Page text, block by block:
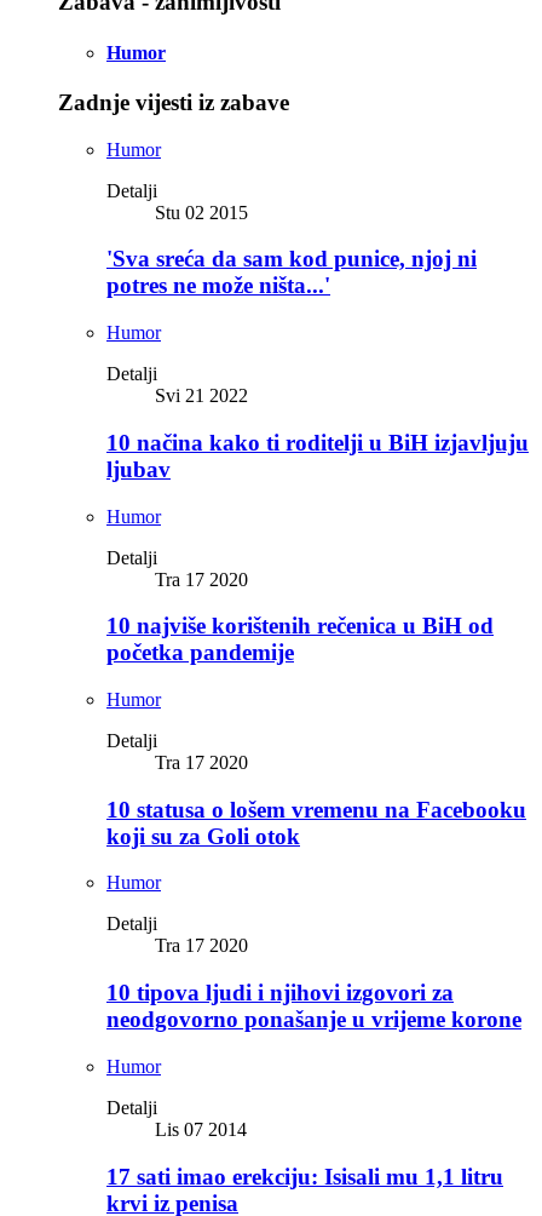
Humor
Zadnje vijesti iz zabave
Humor
Detalji
Stu 02 2015
'Sva sreća da sam kod punice, njoj ni
potres ne može ništa...'
Humor
Detalji
Svi 21 2022
10 načina kako ti roditelji u BiH izjavljuju
ljubav
Humor
Detalji
Tra 17 2020
10 najviše korištenih rečenica u BiH od
početka pandemije
Humor
Detalji
Tra 17 2020
10 statusa o lošem vremenu na Facebooku
koji su za Goli otok
Humor
Detalji
Tra 17 2020
10 tipova ljudi i njihovi izgovori za
neodgovorno ponašanje u vrijeme korone
Humor
Detalji
Lis 07 2014
17 sati imao erekciju: Isisali mu 1,1 litru
krvi iz penisa